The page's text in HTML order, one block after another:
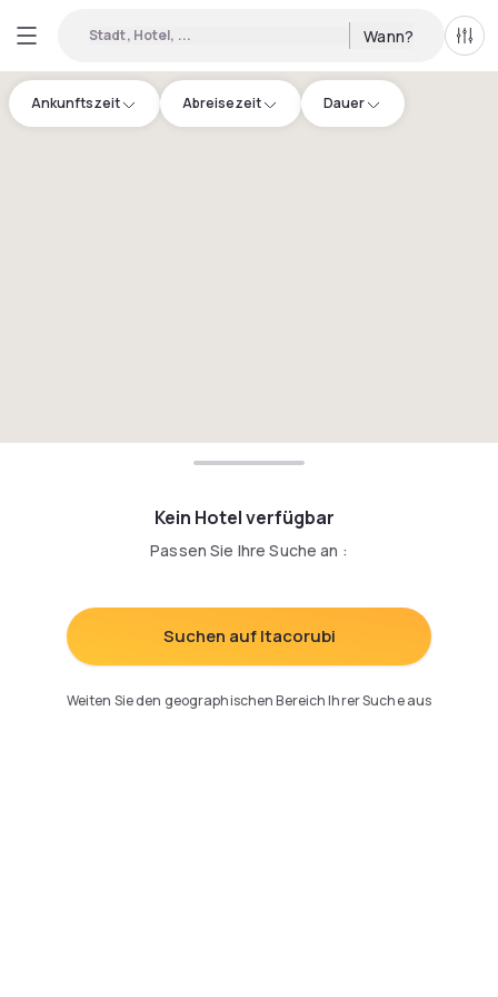
Stadt, Hotel, ... Wann? Alle
Ankunftszeit Abreisezeit Dauer
Kein Hotel verfügbar
Passen Sie Ihre Suche an :
Suchen auf Itacorubi
Weiten Sie den geographischen Bereich Ihrer Suche aus